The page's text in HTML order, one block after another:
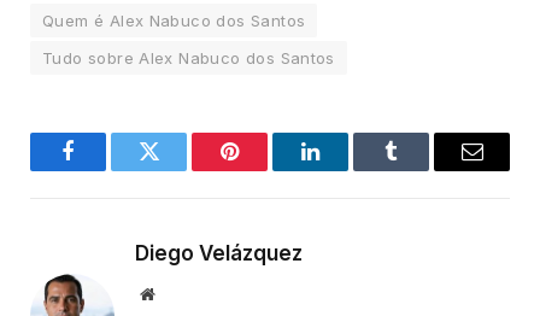
Quem é Alex Nabuco dos Santos
Tudo sobre Alex Nabuco dos Santos
FacebookTwitter Pinterest LinkedInTumblr Email
Diego Velázquez
Website